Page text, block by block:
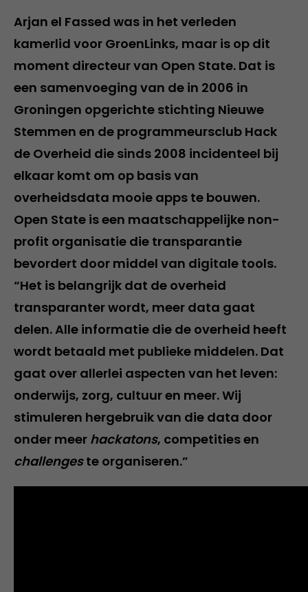
Arjan el Fassed was in het verleden
kamerlid voor GroenLinks, maar is op dit
moment directeur van Open State. Dat is
een samenvoeging van de in 2006 in
Groningen opgerichte stichting Nieuwe
Stemmen en de programmeursclub Hack
de Overheid die sinds 2008 incidenteel bij
elkaar komt om op basis van
overheidsdata mooie apps te bouwen.
Open State is een maatschappelijke non-
profit organisatie die transparantie
bevordert door middel van digitale tools.
“Het is belangrijk dat de overheid
transparanter wordt, meer data gaat
delen. Alle informatie die de overheid heeft
wordt betaald met publieke middelen. Dat
gaat over allerlei aspecten van het leven:
onderwijs, zorg, cultuur en meer. Wij
stimuleren hergebruik van die data door
onder meer hackatons, competities en
challengeste organiseren.”